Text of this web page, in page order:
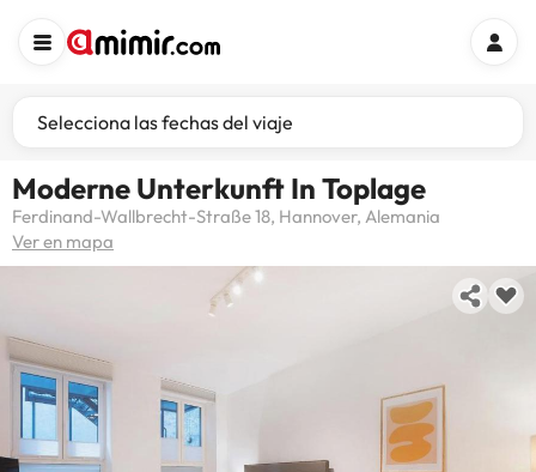
Selecciona las fechas del viaje
Moderne Unterkunft In Toplage
Ferdinand-Wallbrecht-Straße 18, Hannover, Alemania
Ver en mapa